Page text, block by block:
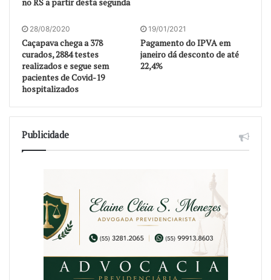
28/08/2020
Caçapava chega a 378
curados, 2884 testes
realizados e segue sem
pacientes de Covid-19
hospitalizados
19/01/2021
Pagamento do IPVA em
janeiro dá desconto de até
22,4%
Publicidade